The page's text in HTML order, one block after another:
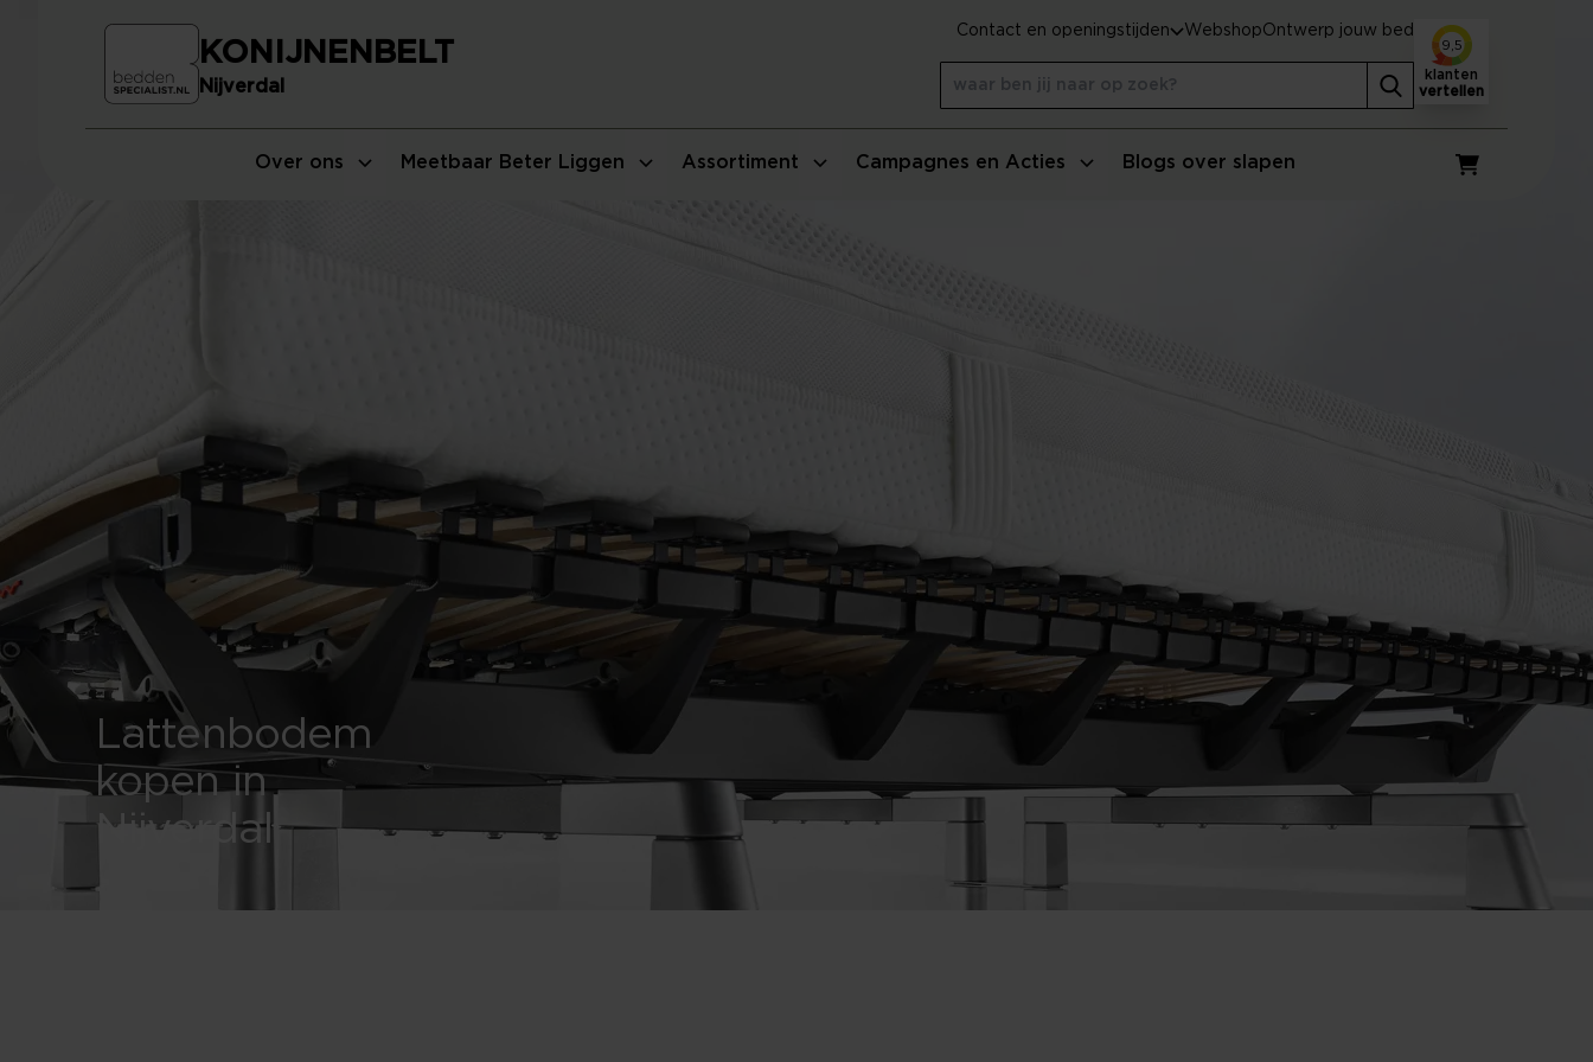
Over ons Meetbaar Beter Liggen Assortiment Campagnes en Acties Blogs over slapen
Winkelwagen
KONIJNENBELT
Nijverdal
Contact en openingstijden WebshopOntwerp jouw bed
9,5
klanten
vertellen
Lattenbodem
kopen in
Nijverdal